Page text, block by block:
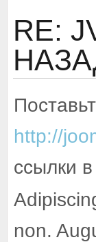
RE:
http://
ссылки
non.